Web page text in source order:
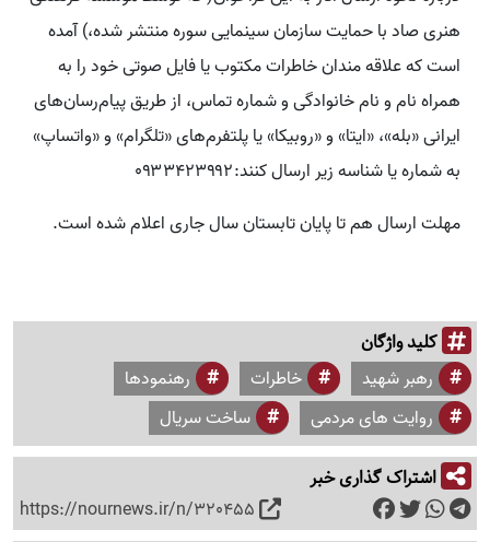
هنری صاد با حمایت سازمان سینمایی سوره منتشر شده،) آمده
است که علاقه مندان خاطرات مکتوب یا فایل صوتی خود را به
همراه نام و نام خانوادگی و شماره تماس، از طریق پیام‌رسان‌های
ایرانی «بله»، «ایتا» و «روبیکا» یا پلتفرم‌های «تلگرام» و «واتساپ»
به شماره یا شناسه زیر ارسال کنند:۰۹۳۳۴۲۳۹۹۲
مهلت ارسال هم تا پایان تابستان سال جاری اعلام شده است.
کلید واژگان
رهبر شهید خاطرات
رهنمودها
روایت های مردمی
ساخت سریال
اشتراک گذاری خبر
https://nournews.ir/n/320455